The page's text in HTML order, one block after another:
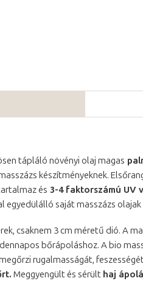
tápláló növényi olaj magas
készítményeknek.
és 3-4 faktorszámú UV
egyedülálló saját masszázs
csaknem 3 cm méretű dió. A
bőrápoláshoz. A bio
rugalmasságát,
Meggyengült és sérült haj